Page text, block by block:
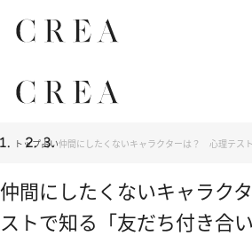
トップ占い仲間にしたくないキャラクターは？ 心理テス
仲間にしたくないキャラク
ストで知る「友だち付き合い